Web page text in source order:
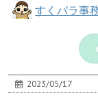
すくパラ事
‹
2023/05/17